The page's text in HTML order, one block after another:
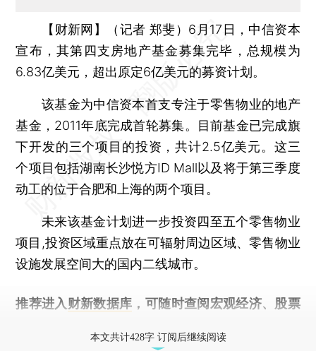
【财新网】（记者 郑斐） 6月17日，中信资本
宣布，其第四支房地产基金募集完毕，总规模为
6.83亿美元，超出原定6亿美元的募资计划。
该基金为中信资本首支专注于零售物业的地产
基金，2011年底完成首轮募集。目前基金已完成旗
下开发的三个项目的投资，共计2.5亿美元。这三
个项目包括湖南长沙悦方ID Mall以及将于第三季度
动工的位于合肥和上海的两个项目。
未来该基金计划进一步投资四至五个零售物业
项目,投资区域重点放在可辐射周边区域、零售物业
设施发展空间大的国内二线城市。
推荐进入 财新数据库 ，可随时查阅宏观经济、股票
本文共计428字 订阅后继续阅读